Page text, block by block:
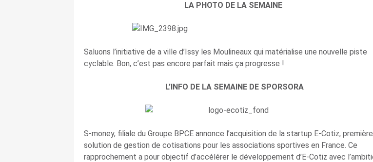
LA PHOTO DE LA SEMAINE
Saluons l’initiative de a ville d’Issy les Moulineaux qui matérialise une nouvelle piste
cyclable. Bon, c’est pas encore parfait mais ça progresse !
L’INFO DE LA SEMAINE DE SPORSORA
S-money, filiale du Groupe BPCE annonce l’acquisition de la startup E-Cotiz, première
solution de gestion de cotisations pour les associations sportives en France. Ce
rapprochement a pour objectif d’accélérer le développement d’E-Cotiz avec